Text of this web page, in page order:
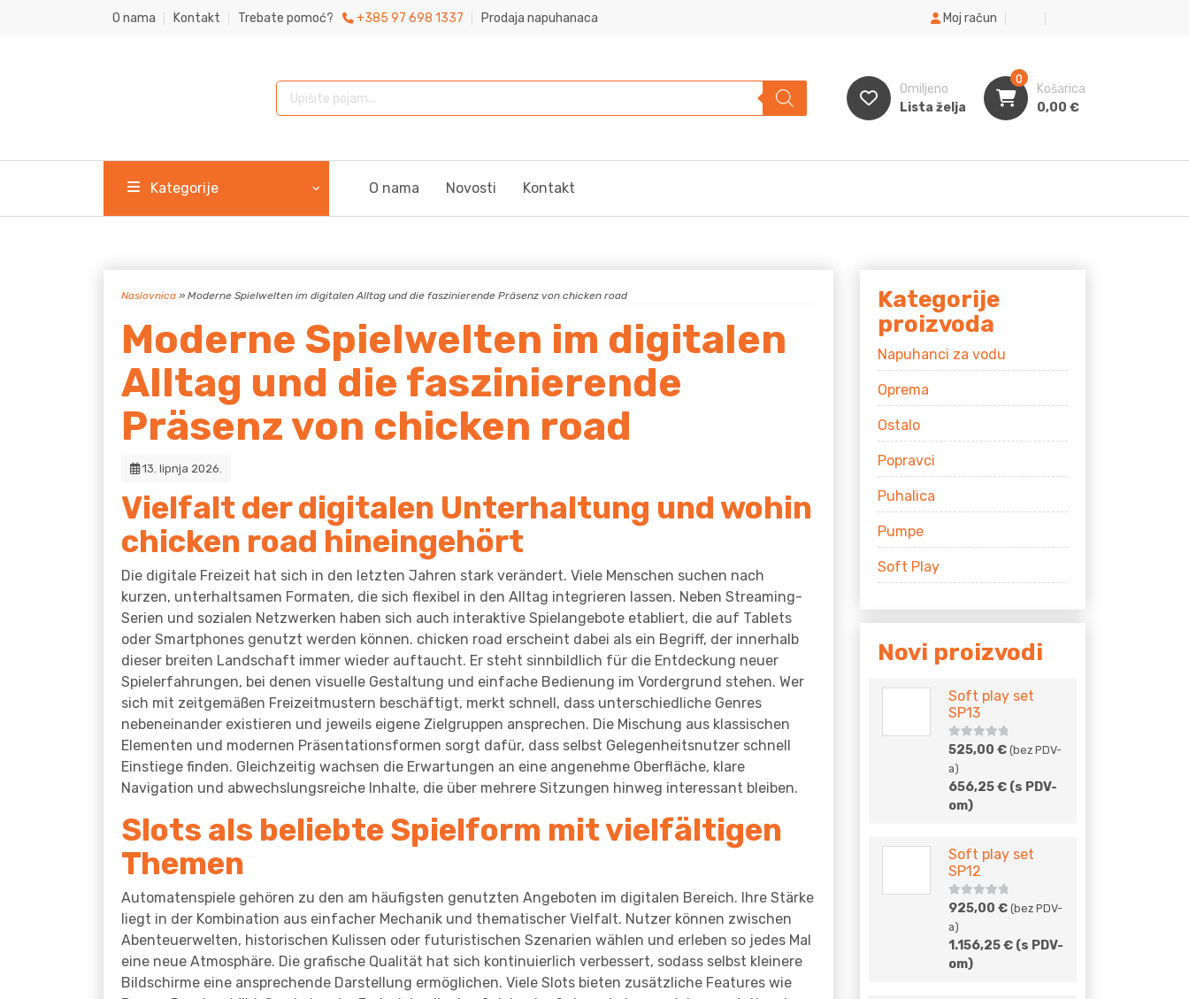
O nama Kontakt Trebate pomoć? +385 97 698 1337 Prodaja napuhanaca Moj račun
Products search
Omiljeno
Lista želja
0
Košarica
0,00 €
Kategorije O nama Novosti Kontakt
Naslovnica » Moderne Spielwelten im digitalen Alltag und die faszinierende Präsenz von chicken road
Moderne Spielwelten im digitalen
Alltag und die faszinierende
Präsenz von chicken road
13. lipnja 2026.
Vielfalt der digitalen Unterhaltung und wohin
chicken road hineingehört
Die digitale Freizeit hat sich in den letzten Jahren stark verändert. Viele Menschen suchen nach
kurzen, unterhaltsamen Formaten, die sich flexibel in den Alltag integrieren lassen. Neben Streaming-
Serien und sozialen Netzwerken haben sich auch interaktive Spielangebote etabliert, die auf Tablets
oder Smartphones genutzt werden können. chicken road erscheint dabei als ein Begriff, der innerhalb
dieser breiten Landschaft immer wieder auftaucht. Er steht sinnbildlich für die Entdeckung neuer
Spielerfahrungen, bei denen visuelle Gestaltung und einfache Bedienung im Vordergrund stehen. Wer
sich mit zeitgemäßen Freizeitmustern beschäftigt, merkt schnell, dass unterschiedliche Genres
nebeneinander existieren und jeweils eigene Zielgruppen ansprechen. Die Mischung aus klassischen
Elementen und modernen Präsentationsformen sorgt dafür, dass selbst Gelegenheitsnutzer schnell
Einstiege finden. Gleichzeitig wachsen die Erwartungen an eine angenehme Oberfläche, klare
Navigation und abwechslungsreiche Inhalte, die über mehrere Sitzungen hinweg interessant bleiben.
Slots als beliebte Spielform mit vielfältigen
Themen
Automatenspiele gehören zu den am häufigsten genutzten Angeboten im digitalen Bereich. Ihre Stärke
liegt in der Kombination aus einfacher Mechanik und thematischer Vielfalt. Nutzer können zwischen
Abenteuerwelten, historischen Kulissen oder futuristischen Szenarien wählen und erleben so jedes Mal
eine neue Atmosphäre. Die grafische Qualität hat sich kontinuierlich verbessert, sodass selbst kleinere
Bildschirme eine ansprechende Darstellung ermöglichen. Viele Slots bieten zusätzliche Features wie
Kategorije
proizvoda
Napuhanci za vodu
Oprema
Ostalo
Popravci
Puhalica
Pumpe
Soft Play
Novi proizvodi
Soft play set
SP13
5out of
5
525,00 € (bez PDV-
a)
656,25€(s PDV-
om)
Soft play set
SP12
5out of
5
925,00 € (bez PDV-
a)
1.156,25€(s PDV-
om)